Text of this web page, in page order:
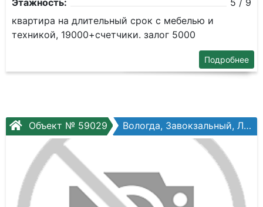
Этажность:
5 / 9
квартира на длительный срок с мебелью и
техникой, 19000+счетчики. залог 5000
Подробнее
Объект № 59029 Вологда, Завокзальный, Ловенецкого ул, №20